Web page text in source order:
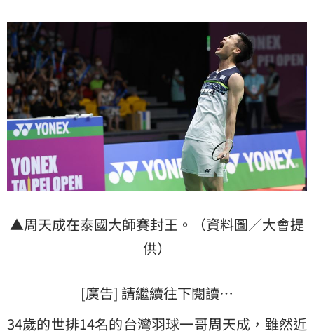
▲周天成在泰國大師賽封王。（資料圖／大會提
供）
[廣告] 請繼續往下閱讀…
34歲的世排14名的台灣羽球一哥周天成，雖然近